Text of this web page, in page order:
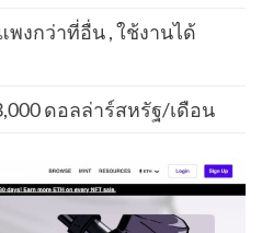
พงกว่าที่อื่น , ใช้งานได้
ดอลล่าร์สหรัฐ/เดือน